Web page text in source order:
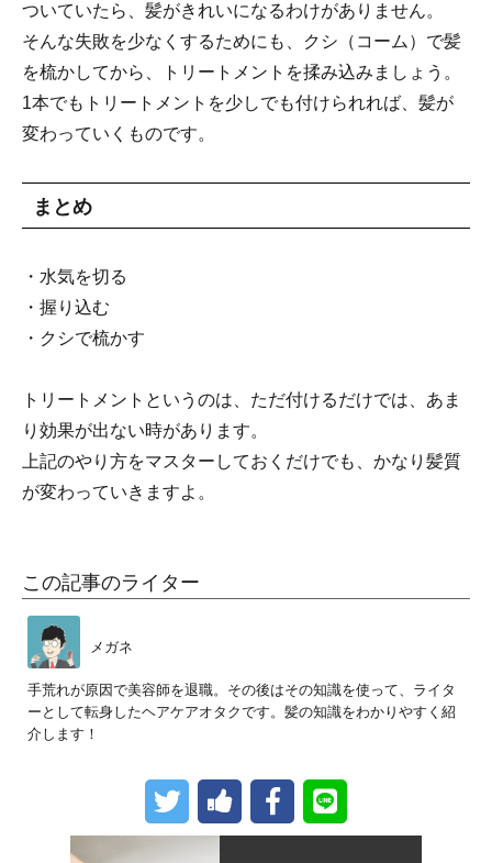
ついていたら、髪がきれいになるわけがありません。
そんな失敗を少なくするためにも、クシ（コーム）で髪
を梳かしてから、トリートメントを揉み込みましょう。
1本でもトリートメントを少しでも付けられれば、髪が
変わっていくものです。
まとめ
・水気を切る
・握り込む
・クシで梳かす
トリートメントというのは、ただ付けるだけでは、あま
り効果が出ない時があります。
上記のやり方をマスターしておくだけでも、かなり髪質
が変わっていきますよ。
この記事のライター
メガネ
手荒れが原因で美容師を退職。その後はその知識を使って、ライタ
ーとして転身したヘアケアオタクです。髪の知識をわかりやすく紹
介します！